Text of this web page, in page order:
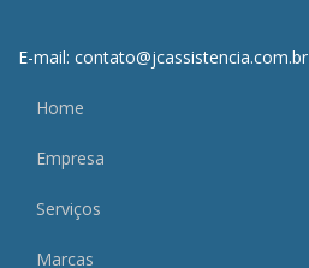
E-mail: contato@jcassistencia.com.br
Home
Empresa
Serviços
Marcas